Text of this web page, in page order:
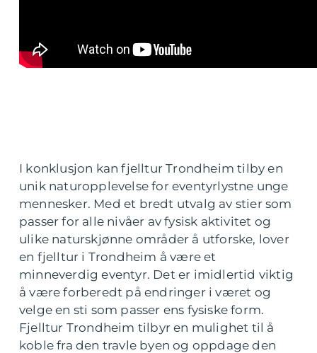
I konklusjon kan fjelltur Trondheim tilby en
unik naturopplevelse for eventyrlystne unge
mennesker. Med et bredt utvalg av stier som
passer for alle nivåer av fysisk aktivitet og
ulike naturskjønne områder å utforske, lover
en fjelltur i Trondheim å være et
minneverdig eventyr. Det er imidlertid viktig
å være forberedt på endringer i været og
velge en sti som passer ens fysiske form.
Fjelltur Trondheim tilbyr en mulighet til å
koble fra den travle byen og oppdage den